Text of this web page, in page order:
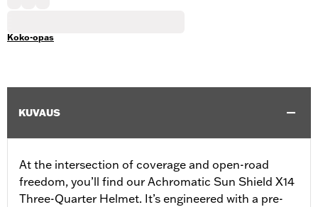
Koko-opas
KUVAUS
At the intersection of coverage and open-road
freedom, you’ll find our Achromatic Sun Shield X14
Three-Quarter Helmet. It’s engineered with a pre-